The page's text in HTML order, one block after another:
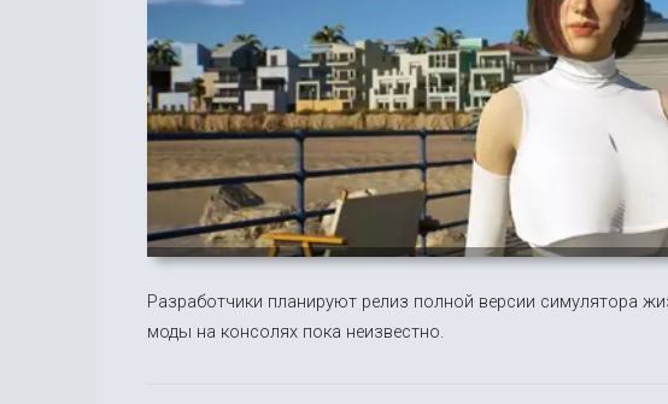
Разработчики планируют релиз полной версии симулятора
моды на консолях пока неизвестно.